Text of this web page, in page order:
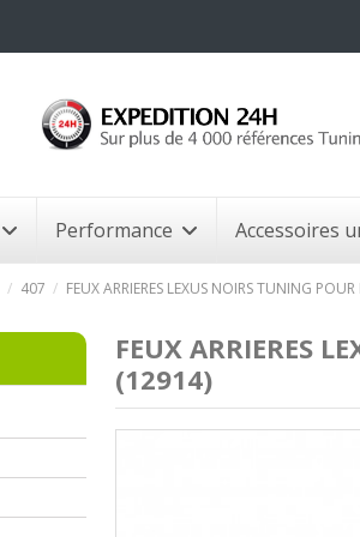
Performance Accessoires
407 FEUX ARRIERES LEXUS NOIRS TUNING
FEUX ARRIERES
(12914)